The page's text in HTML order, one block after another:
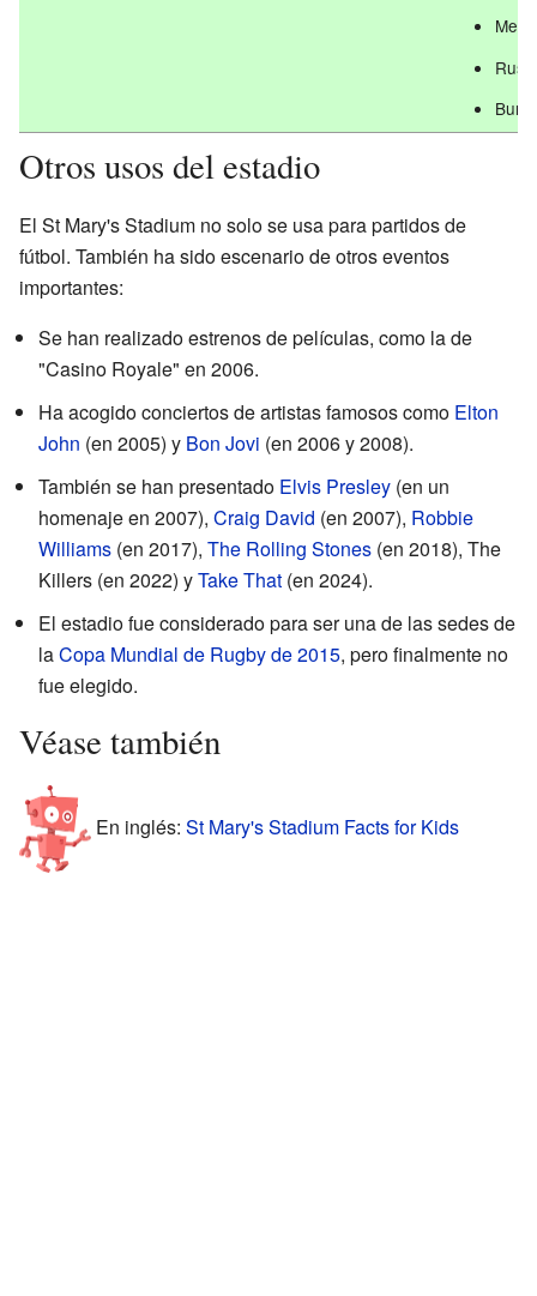
Otros usos del estadio
El St Mary's Stadium no solo se usa para partidos de
fútbol. También ha sido escenario de otros eventos
importantes:
Se han realizado estrenos de películas, como la de
"Casino Royale" en 2006.
Ha acogido conciertos de artistas famosos como Elton
John (en 2005) y Bon Jovi (en 2006 y 2008).
También se han presentado Elvis Presley (en un
homenaje en 2007), Craig David (en 2007), Robbie
Williams (en 2017), The Rolling Stones (en 2018), The
Killers (en 2022) yTake That (en 2024).
El estadio fue considerado para ser una de las sedes de
laCopa Mundial de Rugby de 2015, pero finalmente no
fue elegido.
Véase también
En inglés: St Mary's Stadium Facts for Kids